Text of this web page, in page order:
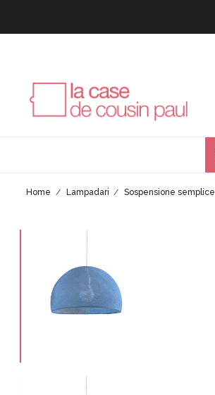
Home Lampadari Sospensione semplice